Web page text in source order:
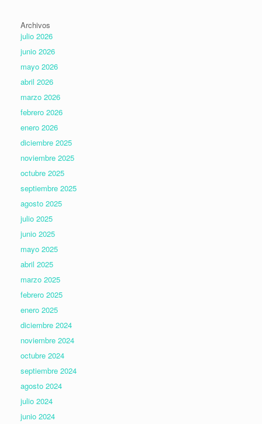
Archivos
julio 2026
junio 2026
mayo 2026
abril 2026
marzo 2026
febrero 2026
enero 2026
diciembre 2025
noviembre 2025
octubre 2025
septiembre 2025
agosto 2025
julio 2025
junio 2025
mayo 2025
abril 2025
marzo 2025
febrero 2025
enero 2025
diciembre 2024
noviembre 2024
octubre 2024
septiembre 2024
agosto 2024
julio 2024
junio 2024